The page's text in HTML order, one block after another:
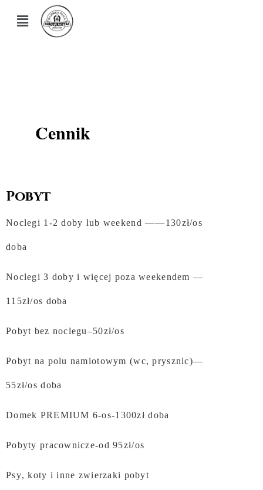
Cennik
Pobyt
Noclegi 1-2 doby lub weekend ——130zł/os
doba
Noclegi 3 doby i więcej poza weekendem —
115zł/os doba
Pobyt bez noclegu–50zł/os
Pobyt na polu namiotowym (wc, prysznic)—
55zł/os doba
Domek PREMIUM 6-os-1300zł doba
Pobyty pracownicze-od 95zł/os
Psy, koty i inne zwierzaki pobyt